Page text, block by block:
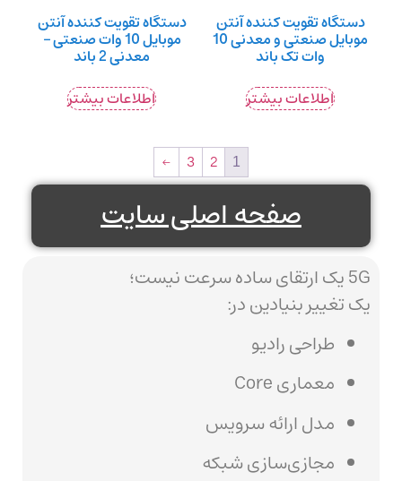
دستگاه تقویت کننده آنتن
موبایل صنعتی و معدنی 10
وات تک باند
اطلاعات بیشتر
دستگاه تقویت کننده آنتن
موبایل 10 وات صنعتی –
معدنی 2 باند
اطلاعات بیشتر
1
2
3
←
صفحه اصلی سایت
5G یک ارتقای ساده سرعت نیست؛
یک تغییر بنیادین در:
طراحی رادیو
معماری Core
مدل ارائه سرویس
مجازی‌سازی شبکه